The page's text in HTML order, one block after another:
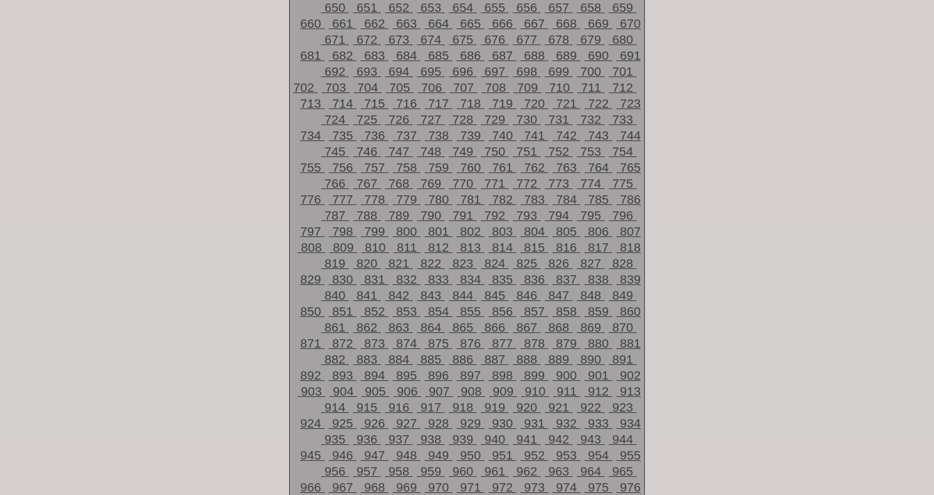
650
651 652 653 654 655 656 657 658
659
660
661 662 663 664 665 666 667 668 669
670
671
672 673 674 675 676 677 678 679
680
681
682 683 684 685 686 687 688 689 690
691
692
693 694 695 696 697 698 699 700
701
702
703 704 705 706 707 708 709 710 711
712
713
714 715 716 717 718 719 720 721 722
723
724
725 726 727 728 729 730 731 732
733
734
735 736 737 738 739 740 741 742 743
744
745
746 747 748 749 750 751 752 753
754
755
756 757 758 759 760 761 762 763 764
765
766
767 768 769 770 771 772 773 774
775
776
777 778 779 780 781 782 783 784 785
786
787
788 789 790 791 792 793 794 795
796
797
798 799 800 801 802 803 804 805 806
807
808
809 810 811 812 813 814 815 816 817
818
819
820 821 822 823 824 825 826 827
828
829
830 831 832 833 834 835 836 837 838
839
840
841 842 843 844 845 846 847 848
849
850
851 852 853 854 855 856 857 858 859
860
861
862 863 864 865 866 867 868 869
870
871
872 873 874 875 876 877 878 879 880
881
882
883 884 885 886 887 888 889 890
891
892
893 894 895 896 897 898 899 900 901
902
903
904 905 906 907 908 909 910 911 912
913
914
915 916 917 918 919 920 921 922
923
924
925 926 927 928 929 930 931 932 933
934
935
936 937 938 939 940 941 942 943
944
945
946 947 948 949 950 951 952 953 954
955
956
957 958 959 960 961 962 963 964
965
966
967 968 969 970 971 972 973 974 975
976